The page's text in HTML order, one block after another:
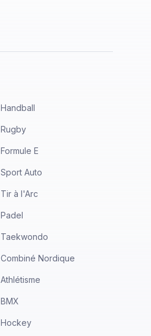
Handball
Rugby
Formule E
Sport Auto
Tir à l'Arc
Padel
Taekwondo
Combiné Nordique
Athlétisme
BMX
Hockey